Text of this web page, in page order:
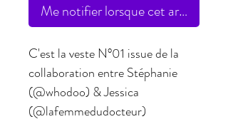
Me notifier lorsque cet article est
C'est la veste N°01 issue de la
collaboration entre Stéphanie
(@whodoo) & Jessica
(@lafemmedudocteur)